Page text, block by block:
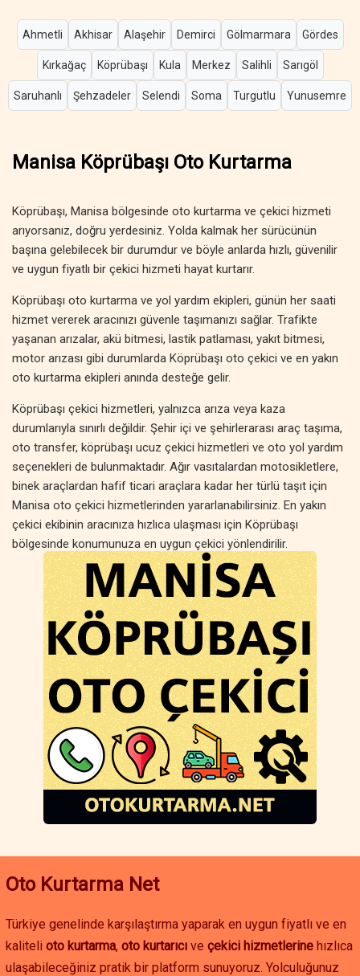
Ahmetli Akhisar Alaşehir Demirci Gölmarmara Gördes
Kırkağaç Köprübaşı Kula Merkez Salihli Sarıgöl
Saruhanlı Şehzadeler Selendi Soma Turgutlu Yunusemre
Manisa Köprübaşı Oto Kurtarma
Köprübaşı, Manisa bölgesinde oto kurtarma ve çekici hizmeti
arıyorsanız, doğru yerdesiniz. Yolda kalmak her sürücünün
başına gelebilecek bir durumdur ve böyle anlarda hızlı, güvenilir
ve uygun fiyatlı bir çekici hizmeti hayat kurtarır.
Köprübaşı oto kurtarma ve yol yardım ekipleri, günün her saati
hizmet vererek aracınızı güvenle taşımanızı sağlar. Trafikte
yaşanan arızalar, akü bitmesi, lastik patlaması, yakıt bitmesi,
motor arızası gibi durumlarda Köprübaşı oto çekici ve en yakın
oto kurtarma ekipleri anında desteğe gelir.
Köprübaşı çekici hizmetleri, yalnızca arıza veya kaza
durumlarıyla sınırlı değildir. Şehir içi ve şehirlerarası araç taşıma,
oto transfer, köprübaşı ucuz çekici hizmetleri ve oto yol yardım
seçenekleri de bulunmaktadır. Ağır vasıtalardan motosikletlere,
binek araçlardan hafif ticari araçlara kadar her türlü taşıt için
Manisa oto çekici hizmetlerinden yararlanabilirsiniz. En yakın
çekici ekibinin aracınıza hızlıca ulaşması için Köprübaşı
bölgesinde konumunuza en uygun çekici yönlendirilir.
Manisa oto kurtarma hizmetleri, sadece acil yol yardımıyla sınırlı
değildir. Planlı araç taşıma, özel çekici hizmetleri, oto transfer ve
araç nakliyesi gibi farklı çözümler sunulmaktadır. Köprübaşı
bölgesinde çekici fiyatları, hizmetin kapsamına ve mesafeye
göre değişse de, her bütçeye uygun seçenekler mevcuttur.
Uygun fiyatlı oto kurtarma ve köprübaşı çekici hizmeti ile
aracınız güvenli bir şekilde taşınır.
Eğer Köprübaşı çevresinde oto çekici, oto yol yardım veya akü
takviyesi hizmetine ihtiyacınız varsa, hızlı ve güvenilir çözümler
için hemen iletişime geçebilirsiniz. Manisa oto kurtarma
hizmetleriyle yolda kalma sorununu hızlıca çözebilir, aracınızı
güvenle istediğiniz noktaya ulaştırabilirsiniz.
Oto Kurtarma Net
Türkiye genelinde karşılaştırma yaparak en uygun fiyatlı ve en
kaliteli oto kurtarma, oto kurtarıcı ve çekici hizmetlerine hızlıca
ulaşabileceğiniz pratik bir platform sunuyoruz. Yolculuğunuz